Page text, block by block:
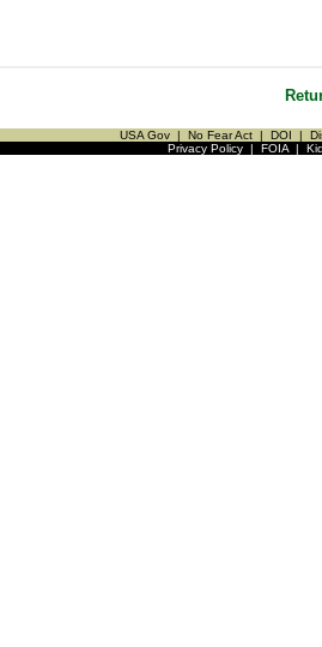
USA Gov | No Fear Act | DOI |
Privacy Policy| FOIA|